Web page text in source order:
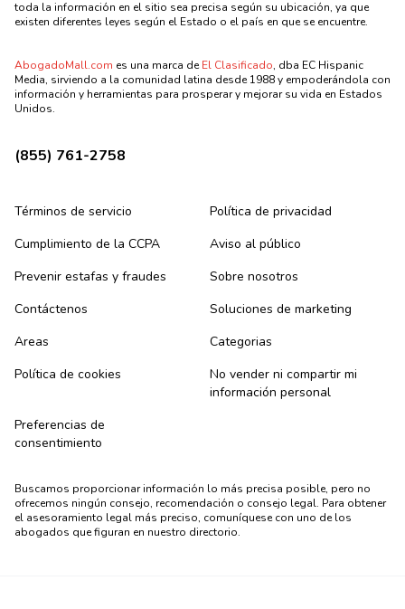
toda la información en el sitio sea precisa según su ubicación, ya que
existen diferentes leyes según el Estado o el país en que se encuentre.
AbogadoMall.com es una marca deEl Clasificado, dba EC Hispanic
Media, sirviendo a la comunidad latina desde 1988 y empoderándola con
información y herramientas para prosperar y mejorar su vida en Estados
Unidos.
(855) 761-2758
Términos de servicio
Política de privacidad
Cumplimiento de la CCPA
Aviso al público
Prevenir estafas y fraudes
Sobre nosotros
Contáctenos
Soluciones de marketing
Areas
Categorias
Política de cookies
No vender ni compartir mi
información personal
Preferencias de
consentimiento
Buscamos proporcionar información lo más precisa posible, pero no
ofrecemos ningún consejo, recomendación o consejo legal. Para obtener
el asesoramiento legal más preciso, comuníquese con uno de los
abogados que figuran en nuestro directorio.